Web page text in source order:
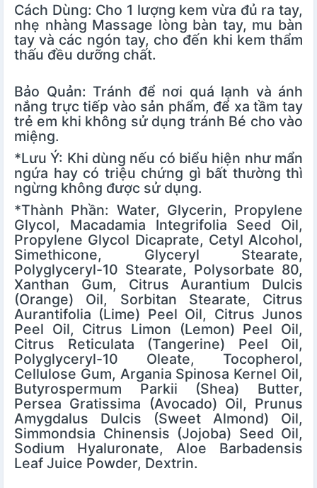
Cách Dùng: Cho 1 lượng kem vừa đủ ra tay,
nhẹ nhàng Massage lòng bàn tay, mu bàn
tay và các ngón tay, cho đến khi kem thẩm
thấu đều dưỡng chất.
Bảo Quản: Tránh để nơi quá lạnh và ánh
nắng trực tiếp vào sản phẩm, để xa tầm tay
trẻ em khi không sử dụng tránh Bé cho vào
miệng.
*Lưu Ý: Khi dùng nếu có biểu hiện như mẩn
ngứa hay có triệu chứng gì bất thường thì
ngừng không được sử dụng.
*Thành Phần: Water, Glycerin, Propylene
Glycol, Macadamia Integrifolia Seed Oil,
Propylene Glycol Dicaprate, Cetyl Alcohol,
Simethicone, Glyceryl Stearate,
Polyglyceryl-10 Stearate, Polysorbate 80,
Xanthan Gum, Citrus Aurantium Dulcis
(Orange) Oil, Sorbitan Stearate, Citrus
Aurantifolia (Lime) Peel Oil, Citrus Junos
Peel Oil, Citrus Limon (Lemon) Peel Oil,
Citrus Reticulata (Tangerine) Peel Oil,
Polyglyceryl-10 Oleate, Tocopherol,
Cellulose Gum, Argania Spinosa Kernel Oil,
Butyrospermum Parkii (Shea) Butter,
Persea Gratissima (Avocado) Oil, Prunus
Amygdalus Dulcis (Sweet Almond) Oil,
Simmondsia Chinensis (Jojoba) Seed Oil,
Sodium Hyaluronate, Aloe Barbadensis
Leaf Juice Powder, Dextrin.